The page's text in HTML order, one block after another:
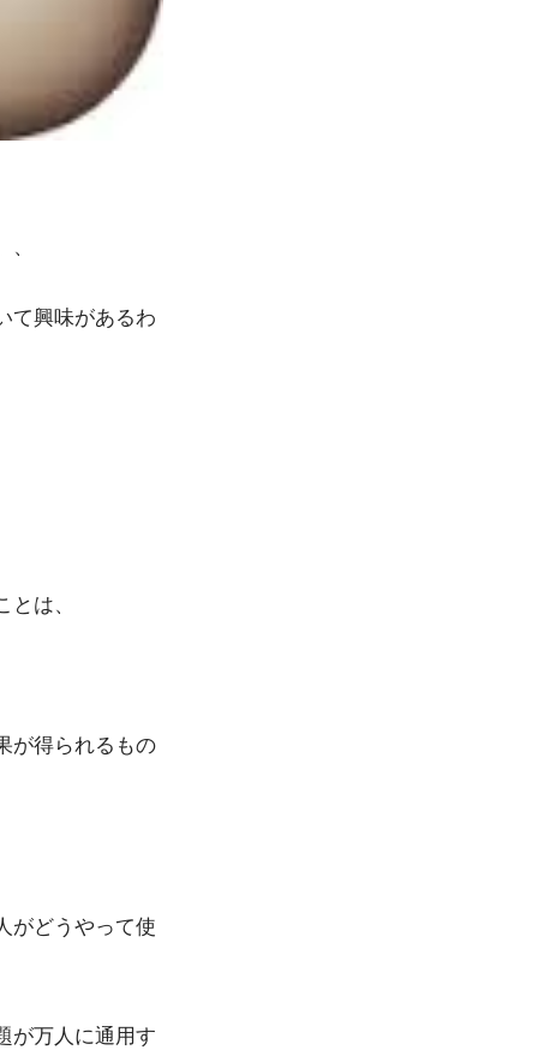
て興味があるわ
は、
が得られるもの
がどうやって使
が万人に通用す